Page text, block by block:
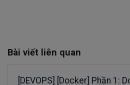
Bài viết liên quan
[DEVOPS] [Docker] Phần 1: